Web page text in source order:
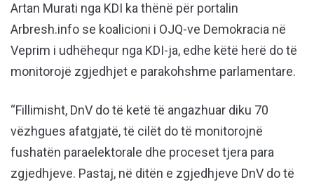
Artan Murati nga KDI ka thënë për portalin
Arbresh.info se koalicioni i OJQ-ve Demokracia në
Veprim i udhëhequr nga KDI-ja, edhe këtë herë do të
monitorojë zgjedhjet e parakohshme parlamentare.
“Fillimisht, DnV do të ketë të angazhuar diku 70
vëzhgues afatgjatë, të cilët do të monitorojnë
fushatën paraelektorale dhe proceset tjera para
zgjedhjeve. Pastaj, në ditën e zgjedhjeve DnV do të